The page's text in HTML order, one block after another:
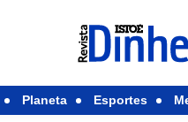
Planeta Esportes